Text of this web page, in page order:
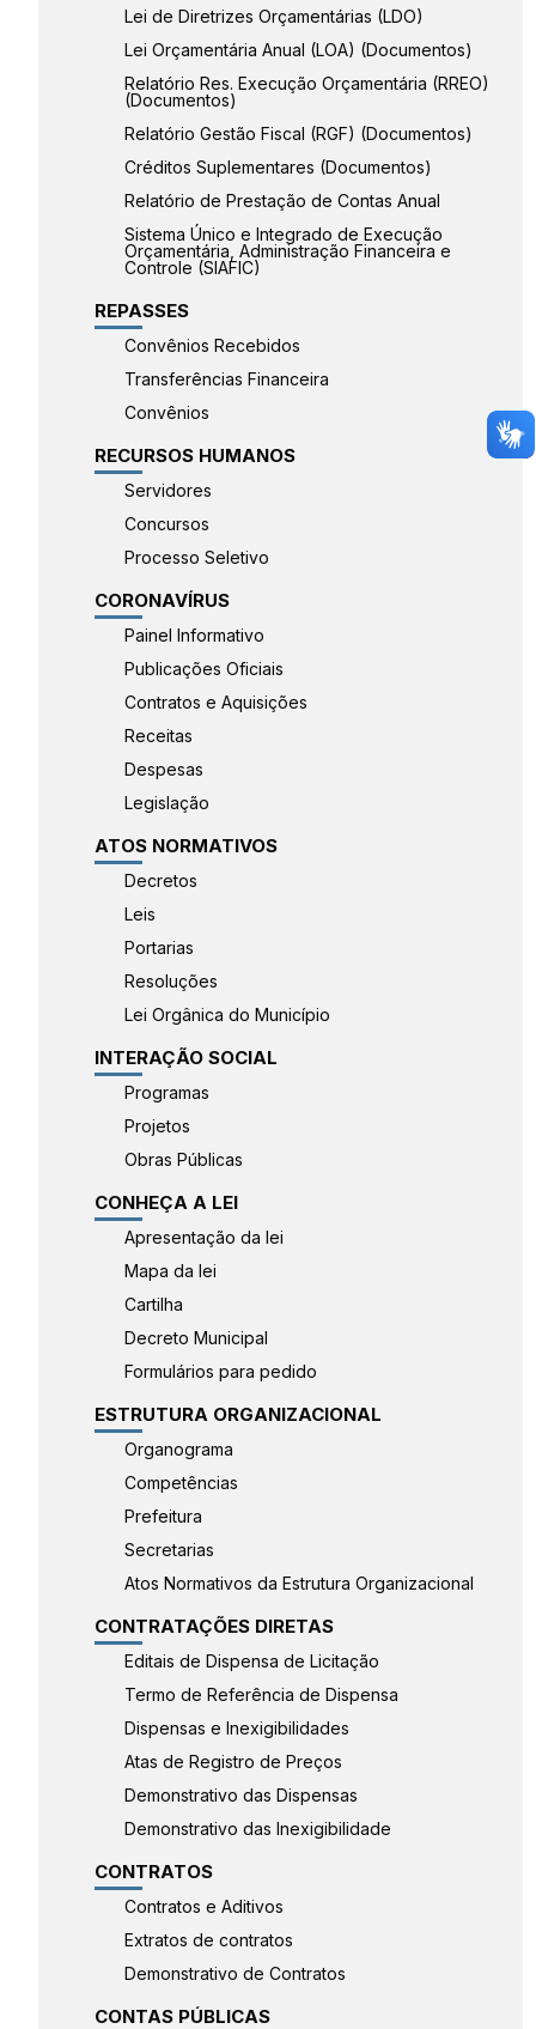
Lei de Diretrizes Orçamentárias (LDO)
Lei Orçamentária Anual (LOA) (Documentos)
Relatório Res. Execução Orçamentária (RREO)
(Documentos)
Relatório Gestão Fiscal (RGF) (Documentos)
Créditos Suplementares (Documentos)
Relatório de Prestação de Contas Anual
Sistema Único e Integrado de Execução
Orçamentária, Administração Financeira e
Controle (SIAFIC)
REPASSES
Convênios Recebidos
Transferências Financeira
Convênios
RECURSOS HUMANOS
Servidores
Concursos
Processo Seletivo
CORONAVÍRUS
Painel Informativo
Publicações Oficiais
Contratos e Aquisições
Receitas
Despesas
Legislação
ATOS NORMATIVOS
Decretos
Leis
Portarias
Resoluções
Lei Orgânica do Município
INTERAÇÃO SOCIAL
Programas
Projetos
Obras Públicas
CONHEÇA A LEI
Apresentação da lei
Mapa da lei
Cartilha
Decreto Municipal
Formulários para pedido
ESTRUTURA ORGANIZACIONAL
Organograma
Competências
Prefeitura
Secretarias
Atos Normativos da Estrutura Organizacional
CONTRATAÇÕES DIRETAS
Editais de Dispensa de Licitação
Termo de Referência de Dispensa
Dispensas e Inexigibilidades
Atas de Registro de Preços
Demonstrativo das Dispensas
Demonstrativo das Inexigibilidade
CONTRATOS
Contratos e Aditivos
Extratos de contratos
Demonstrativo de Contratos
CONTAS PÚBLICAS